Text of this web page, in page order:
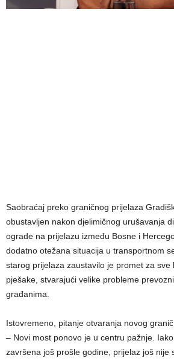
Saobraćaj preko graničnog prijelaza
obustavljen nakon djelimičnog urušavanja
ograde na prijelazu između Bosne i
dodatno otežana situacija u transportnom
starog prijelaza zaustavilo je promet za sve
pješake, stvarajući velike probleme
građanima.
Istovremeno, pitanje otvaranja novog
– Novi most ponovo je u centru pažnje.
završena još prošle godine, prijelaz još nije